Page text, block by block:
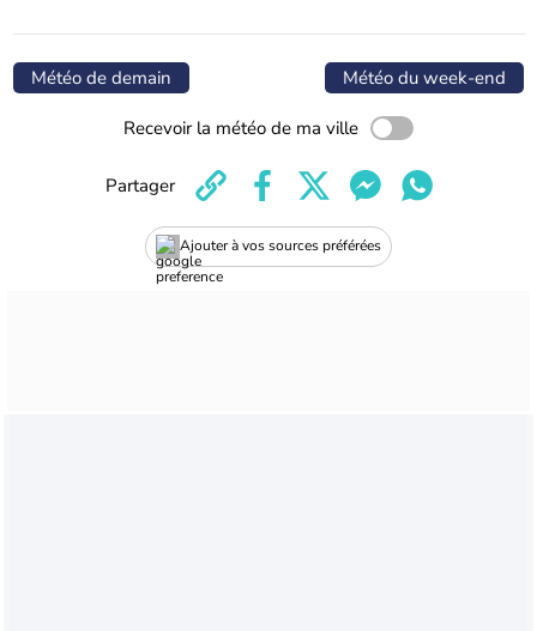
Météo de demain Météo du week-end
Recevoir la météo de ma ville
Ajouter à vos sources préférées
Partager